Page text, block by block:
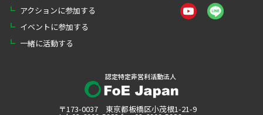
アクションに参加する
イベントに参加する
一緒に活動する
認定特定非営利活動法人
〒173-0037 東京都板橋区小茂根1-21-9